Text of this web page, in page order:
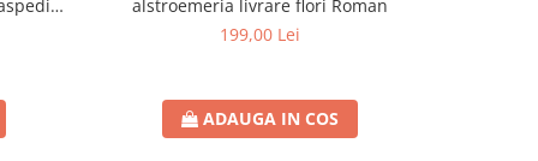
alstroemeria livrare flori Roman
199,00 Lei
ADAUGA IN COS